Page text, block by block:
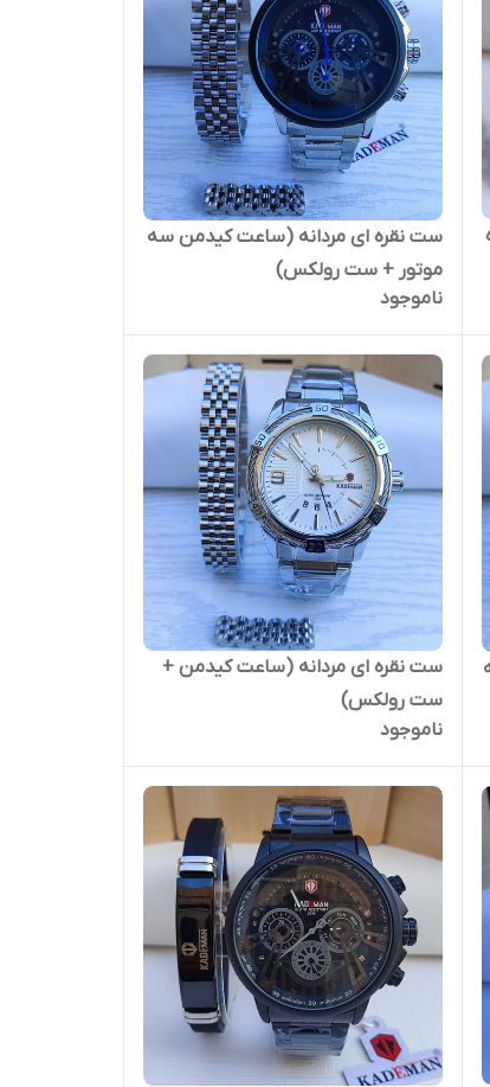
ست نقره ای مردانه (ساعت کیدمن سه
موتور + ست رولکس)
ناموجود
ست نقره ای مردانه (ساعت کیدمن +
ست رولکس)
ناموجود